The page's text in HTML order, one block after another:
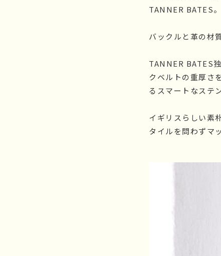
TANNER BATES。
バックルと革の材
TANNER BATES
クベルトの重厚さ
るスマートなステ
イギリスらしい素
タイルを問わずマ